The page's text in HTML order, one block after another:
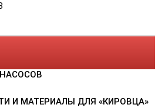
И МАТЕРИАЛЫ ДЛЯ «КИРОВЦА»